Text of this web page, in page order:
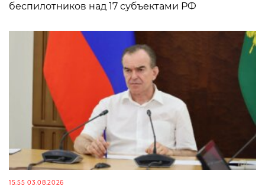
беспилотников над 17 субъектами РФ
15:55 03.08.2026